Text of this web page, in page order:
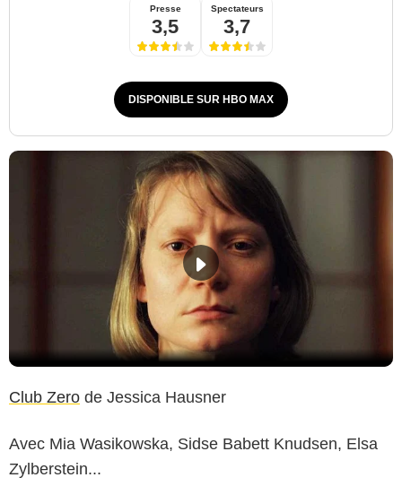
Presse
3,5
Spectateurs
3,7
DISPONIBLE SUR HBO MAX
Club Zero de Jessica Hausner
Avec Mia Wasikowska, Sidse Babett Knudsen, Elsa
Zylberstein...